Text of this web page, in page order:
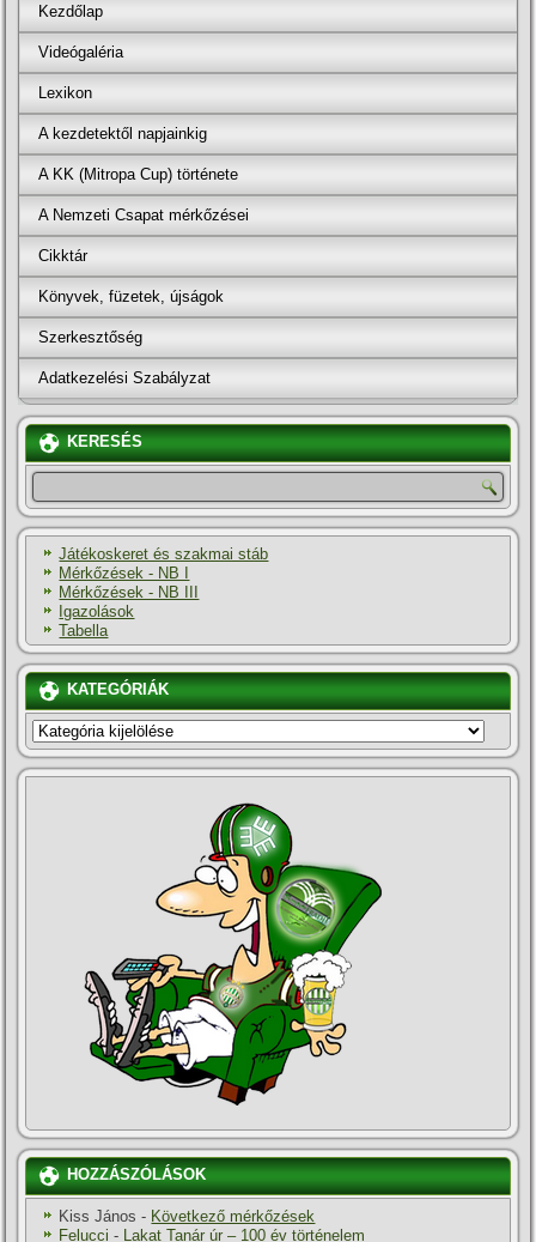
Kezdőlap
Videógaléria
Lexikon
A kezdetektől napjainkig
A KK (Mitropa Cup) története
A Nemzeti Csapat mérkőzései
Cikktár
Könyvek, füzetek, újságok
Szerkesztőség
Adatkezelési Szabályzat
KERESÉS
Játékoskeret és szakmai stáb
Mérkőzések - NB I
Mérkőzések - NB III
Igazolások
Tabella
KATEGÓRIÁK
KATEGÓRIÁK
HOZZÁSZÓLÁSOK
Kiss János - Következő mérkőzések
Felucci - Lakat Tanár úr – 100 év történelem